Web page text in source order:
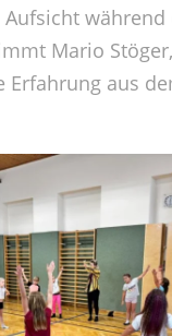
Aufsicht während
Mario
Erfahrung aus